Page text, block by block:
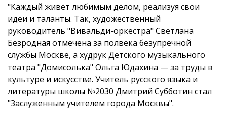
"Каждый живёт любимым делом, реализуя свои
идеи и таланты. Так, художественный
руководитель "Вивальди-оркестра" Светлана
Безродная отмечена за полвека безупречной
службы Москве, а худрук Детского музыкального
театра "Домисолька" Ольга Юдахина — за труды в
культуре и искусстве. Учитель русского языка и
литературы школы №2030 Дмитрий Субботин стал
"Заслуженным учителем города Москвы".